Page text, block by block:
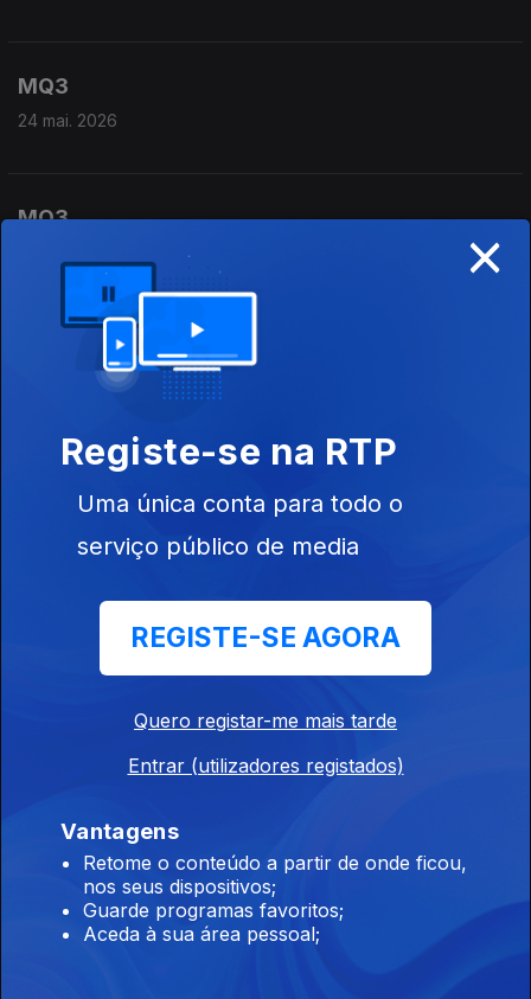
MQ3
24 mai. 2026
MQ3
10 mai. 2026
03 mai. 2026
MQ3
12 abr. 2026
×
Registe-se na RTP
Uma única conta para todo o
serviço público de media
REGISTE-SE AGORA
Quero registar-me mais tarde
Entrar (utilizadores registados)
Vantagens
Retome o conteúdo a partir de onde ficou,
nos seus dispositivos;
Guarde programas favoritos;
Aceda à sua área pessoal;